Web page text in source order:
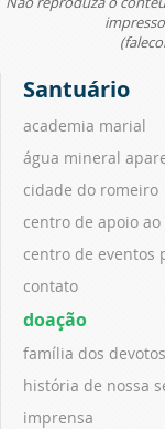
Santuário
academia marial
água mineral
cidade do romeiro
centro de apoio
centro de eventos
contato
doação
família dos devotos
história de nossa
imprensa